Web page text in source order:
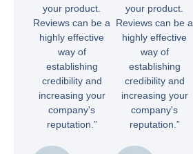
your product.
Reviews can be a
highly effective
way of
establishing
credibility and
increasing your
company's
reputation.”
your product.
Reviews can be a
highly effective
way of
establishing
credibility and
increasing your
company's
reputation.”